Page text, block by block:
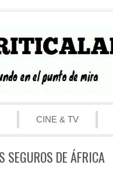
CINE & TV
SEGUROS DE ÁFRICA